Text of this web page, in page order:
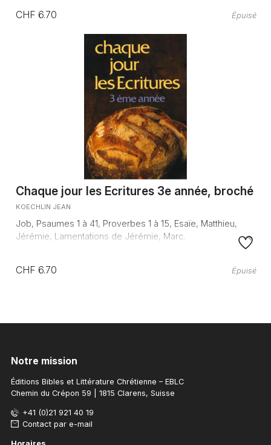
CHF 6.70 Épuisé
Chaque jour les Ecritures 3e année, broché
KOECHLIN JEAN
Job, Psaumes 1 à 41, Proverbes 1 à 15, Esaïe, Matthieu,
Jérémie, Lamentations de Jérémie, Marc.
CHF 6.70 Épuisé
Notre mission
Éditions Bibles et Littérature Chrétienne – EBLC
Chemin du Crépon 59 | 1815 Clarens, Suisse
+41 (0)21 921 40 19
Contact par e-mail